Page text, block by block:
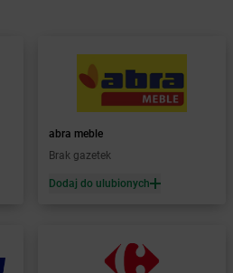
abra meble
Brak gazetek
Dodaj do ulubionych